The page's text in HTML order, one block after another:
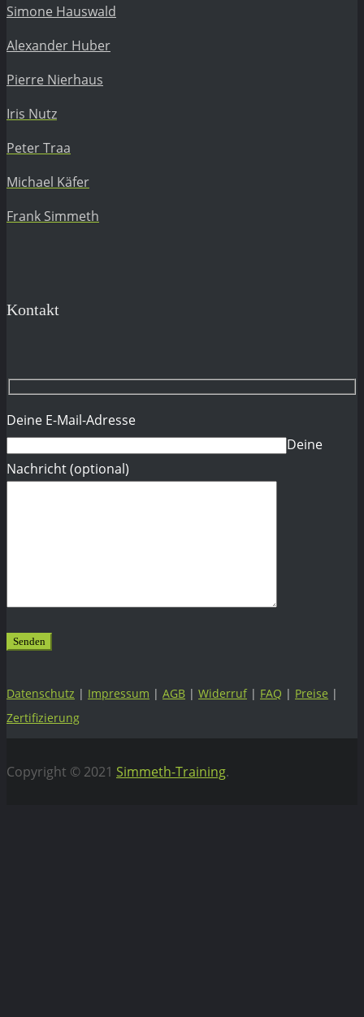
Simone Hauswald
Alexander Huber
Pierre Nierhaus
Iris Nutz
Peter Traa
Michael Käfer
Frank Simmeth
Kontakt
Deine E-Mail-Adresse
Deine
Nachricht (optional)
Datenschutz | Impressum | AGB | Widerruf| FAQ | Preise |
Zertifizierung
Copyright © 2021 Simmeth-Training.